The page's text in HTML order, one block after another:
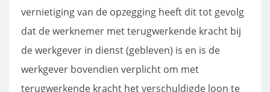
vernietiging van de opzegging heeft dit tot gevolg
dat de werknemer met terugwerkende kracht bij
de werkgever in dienst (gebleven) is en is de
werkgever bovendien verplicht om met
terugwerkende kracht het verschuldigde loon te